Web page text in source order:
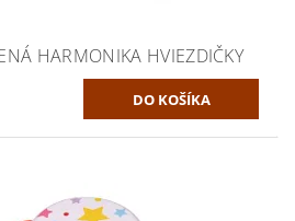
HARMONIKA HVIEZDIČKY